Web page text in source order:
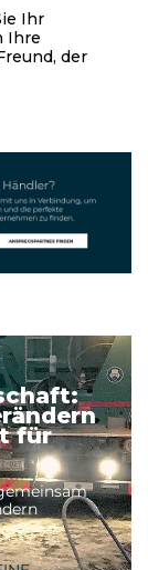
Ihr
Ihre
der
für